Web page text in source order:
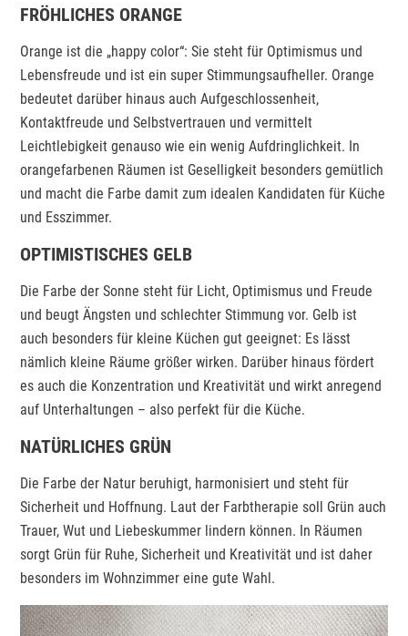
FRÖHLICHES ORANGE
Orange ist die „happy color“: Sie steht für Optimismus und
Lebensfreude und ist ein super Stimmungsaufheller. Orange
bedeutet darüber hinaus auch Aufgeschlossenheit,
Kontaktfreude und Selbstvertrauen und vermittelt
Leichtlebigkeit genauso wie ein wenig Aufdringlichkeit. In
orangefarbenen Räumen ist Geselligkeit besonders gemütlich
und macht die Farbe damit zum idealen Kandidaten für Küche
und Esszimmer.
OPTIMISTISCHES GELB
Die Farbe der Sonne steht für Licht, Optimismus und Freude
und beugt Ängsten und schlechter Stimmung vor. Gelb ist
auch besonders für kleine Küchen gut geeignet: Es lässt
nämlich kleine Räume größer wirken. Darüber hinaus fördert
es auch die Konzentration und Kreativität und wirkt anregend
auf Unterhaltungen – also perfekt für die Küche.
NATÜRLICHES GRÜN
Die Farbe der Natur beruhigt, harmonisiert und steht für
Sicherheit und Hoffnung. Laut der Farbtherapie soll Grün auch
Trauer, Wut und Liebeskummer lindern können. In Räumen
sorgt Grün für Ruhe, Sicherheit und Kreativität und ist daher
besonders im Wohnzimmer eine gute Wahl.